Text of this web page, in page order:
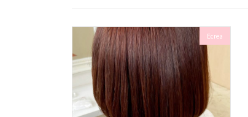
Ecrea